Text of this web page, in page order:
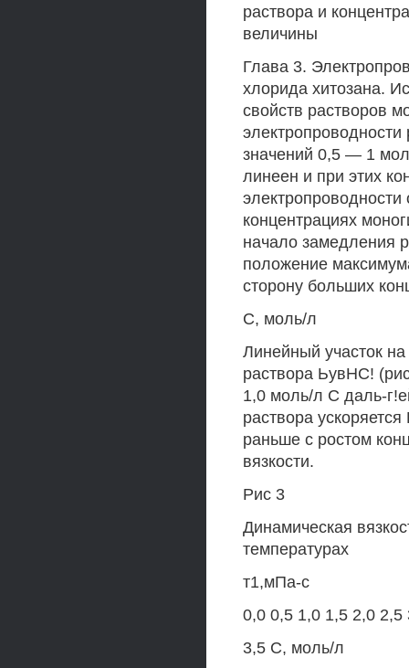
раствора и
величины
Глава 3.
хлорида хитозана.
свойств растворов
значений 0,5 — 1
линеен и при этих
концентрациях
начало замедления
положение
сторону больших
С, моль/л
Линейный участок на
раствора ЬувНС!
1,0 моль/л С даль-
раствора
раньше с ростом
вязкости.
Рис 3
Динамическая
температурах
т1,мПа-с
0,0 0,5 1,0 1,5 2,0 2,5
3,5 С, моль/л